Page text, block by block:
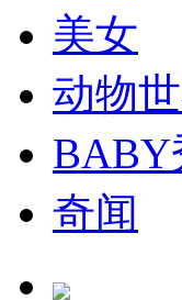
走！跟着总书记
消防员救轻生者
美女
动物
BABY
奇闻